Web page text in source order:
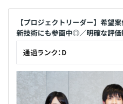
【プロジェクトリーダー】希望
新技術にも参画中◎／明確な評価
通過ランク：D